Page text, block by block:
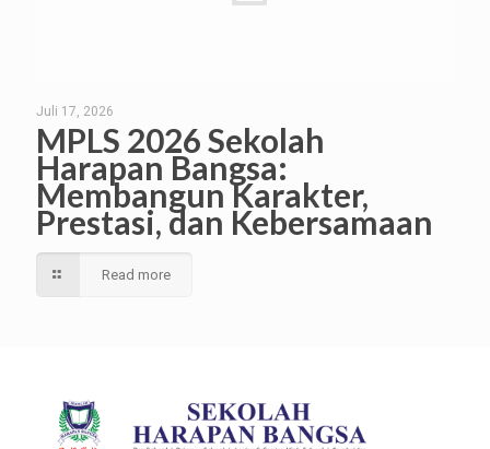
Juli 17, 2026
MPLS 2026 Sekolah
Harapan Bangsa:
Membangun Karakter,
Prestasi, dan Kebersamaan
Read more